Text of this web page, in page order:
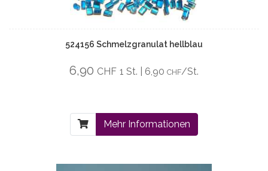
524156 Schmelzgranulat hellblau
6,90 CHF 1 St. | 6,90 CHF/St.
Mehr Informationen